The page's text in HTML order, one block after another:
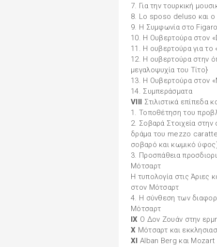
7. Για την τουρκική
8. Lo sposo deluso και ο
9. Η Συμφωνία στο
10. Η Ουβερτούρα στον
11. Η ουβερτούρα για
12. Η ουβερτούρα στην
μεγαλοψυχία του Τίτο}
13. Η Ουβερτούρα στον
14. Συμπεράσματα
VIII Στιλιστικά επίπεδα
1. Τοποθέτηση του
2. Σοβαρά Στοιχεία
δράμα του mezzo
σοβαρό και κωμικό
3. Προσπάθεια
Μότσαρτ
Η τυπολογία στις Άριες
στον Μότσαρτ
4. Η σύνθεση των
Μότσαρτ
ΙΧ Ο Δον Ζουάν στην
X Μότσαρτ και
XI Alban Berg και Mozart